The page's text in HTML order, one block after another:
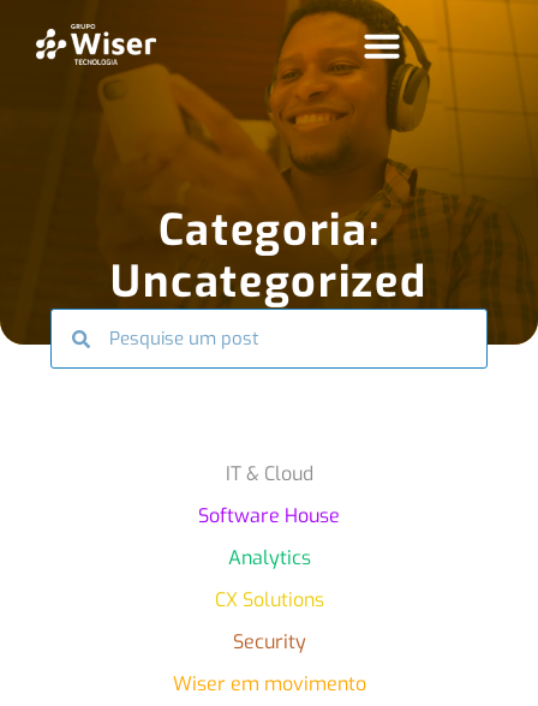
Categoria:
Uncategorized
IT & Cloud
Software House
Analytics
CX Solutions
Security
Wiser em movimento